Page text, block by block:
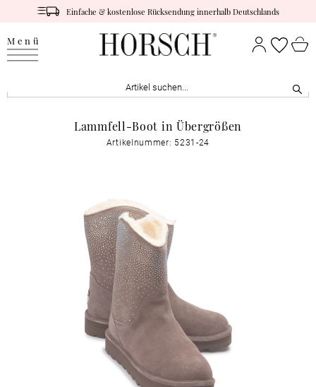
Einfache & kostenlose Rücksendung innerhalb Deutschlands
Menü
Lammfell-Boot in Übergrößen
Artikelnummer: 5231-24